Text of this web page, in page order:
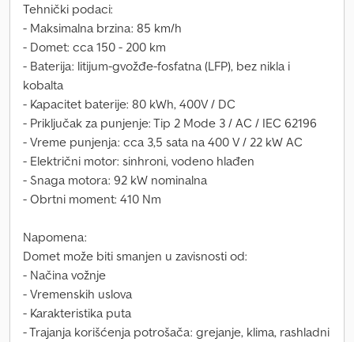
Tehnički podaci:
- Maksimalna brzina: 85 km/h
- Domet: cca 150 - 200 km
- Baterija: litijum-gvožđe-fosfatna (LFP), bez nikla i
kobalta
- Kapacitet baterije: 80 kWh, 400V / DC
- Priključak za punjenje: Tip 2 Mode 3 / AC / IEC 62196
- Vreme punjenja: cca 3,5 sata na 400 V / 22 kW AC
- Električni motor: sinhroni, vodeno hlađen
- Snaga motora: 92 kW nominalna
- Obrtni moment: 410 Nm
Napomena:
Domet može biti smanjen u zavisnosti od:
- Načina vožnje
- Vremenskih uslova
- Karakteristika puta
- Trajanja korišćenja potrošača: grejanje, klima, rashladni